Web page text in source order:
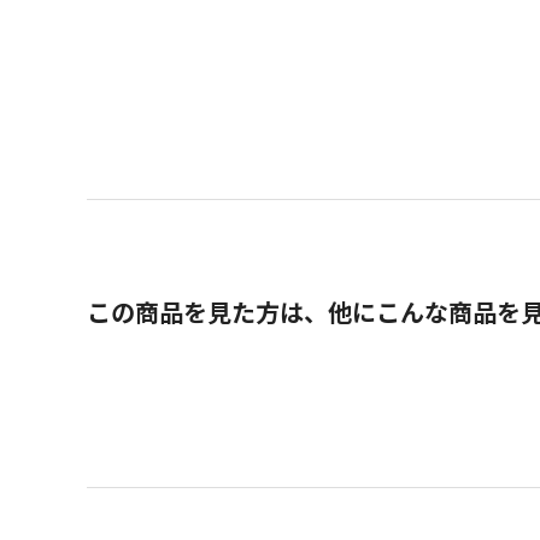
この商品を見た方は、他にこんな商品を